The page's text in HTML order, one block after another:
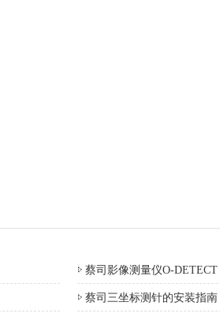
蔡司影像测量仪O-DETECT
蔡司三坐标测针的安装指南